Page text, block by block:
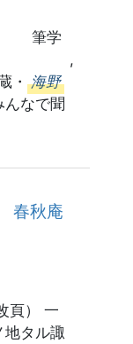
筆学
同 ,
・ 海野
なで聞
春秋庵
） 一
地タル諏